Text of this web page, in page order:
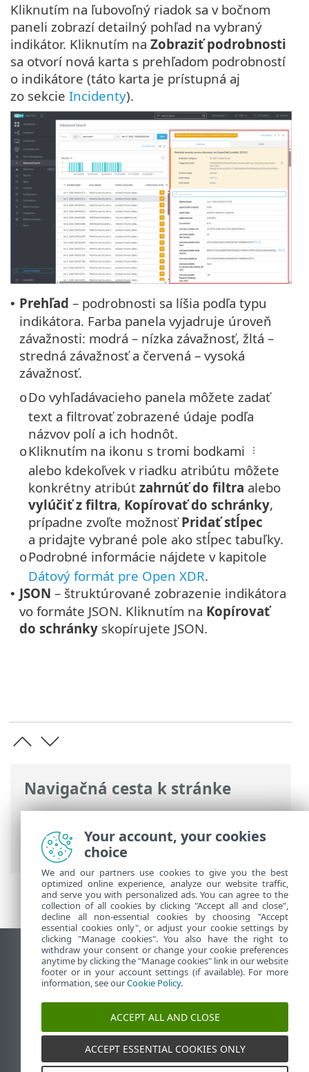
Navigačná cesta k stránke
ESET Online pomocník>ESET PROTECT>
Používanie ESET PROTECT >Hlavné menu
ESET PROTECT> Rozšírené vyhľadávanie
Kliknutím na ľubovoľný riadok sa v bočnom
paneli zobrazí detailný pohľad na vybraný
indikátor. Kliknutím na Zobraziť podrobnosti
sa otvorí nová karta s prehľadom podrobností
o indikátore (táto karta je prístupná aj
zo sekcie Incidenty).
• Prehľad – podrobnosti sa líšia podľa typu
indikátora. Farba panela vyjadruje úroveň
závažnosti: modrá – nízka závažnosť, žltá –
stredná závažnosť a červená – vysoká
závažnosť.
oDo vyhľadávacieho panela môžete zadať
text a filtrovať zobrazené údaje podľa
názvov polí a ich hodnôt.
oKliknutím na ikonu s tromi bodkami
alebo kdekoľvek v riadku atribútu môžete
konkrétny atribút zahrnúť do filtra alebo
vylúčiť z filtra, Kopírovať do schránky,
prípadne zvoľte možnosťPridať stĺpec
a pridajte vybrané pole ako stĺpec tabuľky.
oPodrobné informácie nájdete v kapitole
Dátový formát pre Open XDR.
• JSON – štruktúrované zobrazenie indikátora
vo formáte JSON. Kliknutím na Kopírovať
do schránky skopírujete JSON.
Zobraziť stránku ako na počítači
End of Life
Databáza znalostí ESET
ESET Fórum
ESET Status Portal
Technická podpora
Your account, your cookies
choice
We and our partners use cookies to give you the best
optimized online experience, analyze our website traffic,
and serve you with personalized ads. You can agree to the
collection of all cookies by clicking "Accept all and close",
decline all non-essential cookies by choosing "Accept
essential cookies only", or adjust your cookie settings by
clicking "Manage cookies". You also have the right to
withdraw your consent or change your cookie preferences
anytime by clicking the "Manage cookies" link in our website
footer or in your account settings (if available). For more
information, see ourCookie Policy.
ACCEPT ALL AND CLOSE
ACCEPT ESSENTIAL COOKIES ONLY